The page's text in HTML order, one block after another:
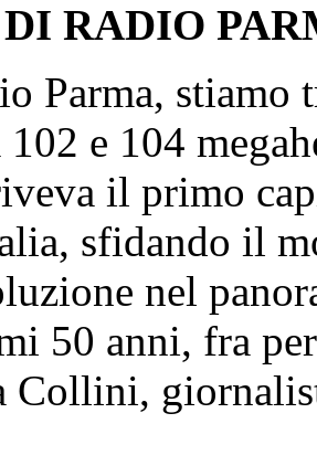
RADIO
Parma, stiamo
102 e 104
il primo
sfidando il
nel
50 anni, fra
Collini,